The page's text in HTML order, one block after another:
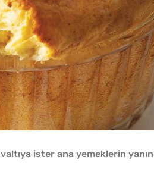
ister ana yemeklerin